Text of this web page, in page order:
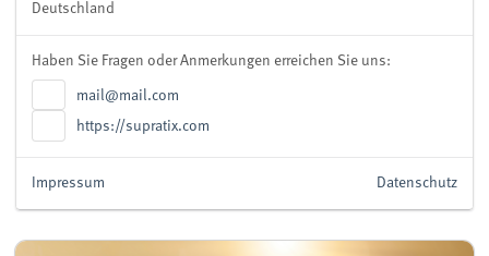
Deutschland
Haben Sie Fragen oder Anmerkungen erreichen Sie uns:
mail@mail.com
https://supratix.com
Datenschutz
Impressum